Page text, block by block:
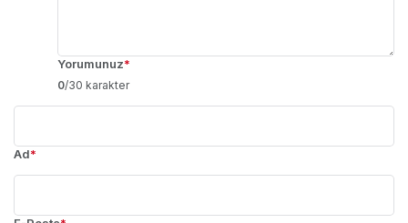
Yorumunuz*
0/30 karakter
Ad*